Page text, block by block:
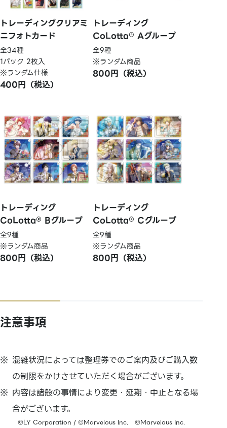
トレーディングクリアミ
ニフォトカード
全34種
1パック 2枚入
※ランダム仕様
400円（税込）
トレーディング
CoLotta® Aグループ
全9種
※ランダム商品
800円（税込）
トレーディング
CoLotta® Bグループ
全9種
※ランダム商品
800円（税込）
トレーディング
CoLotta® Cグループ
全9種
※ランダム商品
800円（税込）
注意事項
混雑状況によっては整理券でのご案内及びご購入数
の制限をかけさせていただく場合がございます。
内容は諸般の事情により変更・延期・中止となる場
合がございます。
©LY Corporation / ©Marvelous Inc. ©Marvelous Inc.